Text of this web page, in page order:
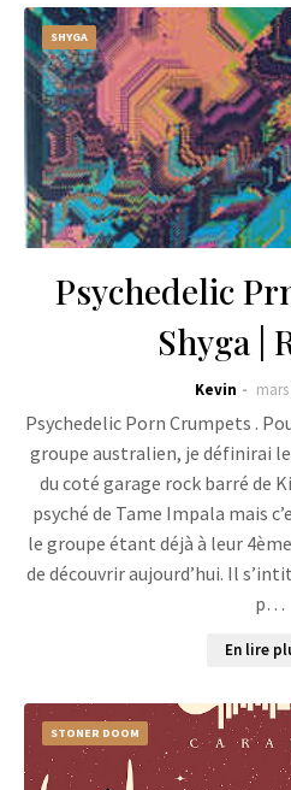
SHYGA
Psychedelic
Shyga |
Kevin
Psychedelic Porn Crumpets .
groupe australien, je définirai
du coté garage rock barré de
psyché de Tame Impala mais
le groupe étant déjà à leur
de découvrir aujourd’hui. Il
p…
En lire
STONER DOOM